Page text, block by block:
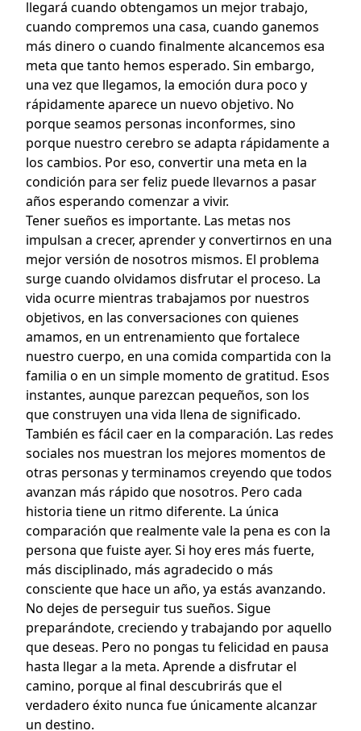
llegará cuando obtengamos un mejor trabajo,
cuando compremos una casa, cuando ganemos
más dinero o cuando finalmente alcancemos esa
meta que tanto hemos esperado. Sin embargo,
una vez que llegamos, la emoción dura poco y
rápidamente aparece un nuevo objetivo. No
porque seamos personas inconformes, sino
porque nuestro cerebro se adapta rápidamente a
los cambios. Por eso, convertir una meta en la
condición para ser feliz puede llevarnos a pasar
años esperando comenzar a vivir.
Tener sueños es importante. Las metas nos
impulsan a crecer, aprender y convertirnos en una
mejor versión de nosotros mismos. El problema
surge cuando olvidamos disfrutar el proceso. La
vida ocurre mientras trabajamos por nuestros
objetivos, en las conversaciones con quienes
amamos, en un entrenamiento que fortalece
nuestro cuerpo, en una comida compartida con la
familia o en un simple momento de gratitud. Esos
instantes, aunque parezcan pequeños, son los
que construyen una vida llena de significado.
También es fácil caer en la comparación. Las redes
sociales nos muestran los mejores momentos de
otras personas y terminamos creyendo que todos
avanzan más rápido que nosotros. Pero cada
historia tiene un ritmo diferente. La única
comparación que realmente vale la pena es con la
persona que fuiste ayer. Si hoy eres más fuerte,
más disciplinado, más agradecido o más
consciente que hace un año, ya estás avanzando.
No dejes de perseguir tus sueños. Sigue
preparándote, creciendo y trabajando por aquello
que deseas. Pero no pongas tu felicidad en pausa
hasta llegar a la meta. Aprende a disfrutar el
camino, porque al final descubrirás que el
verdadero éxito nunca fue únicamente alcanzar
un destino.